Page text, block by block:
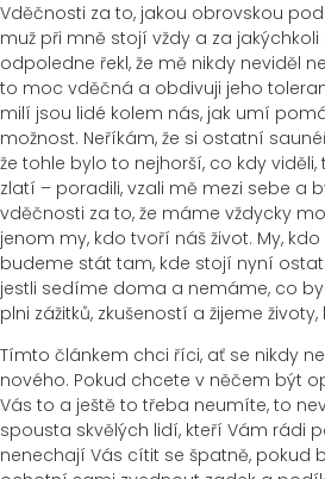
Vděčnosti za to, jakou obrovskou
muž při mně stojí vždy a za
odpoledne řekl, že mě nikdy neviděl
to moc vděčná a obdivuji jeho
milí jsou lidé kolem nás, jak umí
možnost. Neříkám, že si ostatní
že tohle bylo to nejhorší, co kdy
zlatí – poradili, vzali mě mezi sebe a
vděčnosti za to, že máme vždycky
jenom my, kdo tvoří náš život. My,
budeme stát tam, kde stojí nyní
jestli sedíme doma a nemáme, co
plni zážitků, zkušeností a žijeme
Tímto článkem chci říci, ať se nikdy
nového. Pokud chcete v něčem být
Vás to a ještě to třeba neumíte, to
spousta skvělých lidí, kteří Vám rádi
nenechají Vás cítit se špatně, pokud